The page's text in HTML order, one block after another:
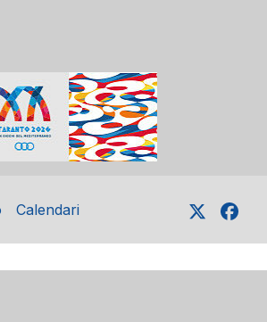
Calendari